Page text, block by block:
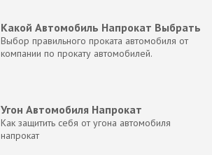
Какой Автомобиль Напрокат Выбрать
Выбор правильного проката автомобиля от
компании по прокату автомобилей.
Угон Автомобиля Напрокат
Как защитить себя от угона автомобиля
напрокат